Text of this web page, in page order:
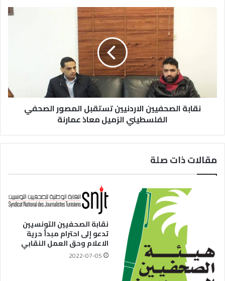
نقابة الصحفيين الاردنيين تستقبل المصور الصحفي
الفلسطيني الزميل معاذ عمارنة
مقالات ذات صلة
نقابة الصحفيين التونسيين
تدعو إلى احترام مبدأ حرية
الاعلام وحق العمل النقابي
2022-07-05